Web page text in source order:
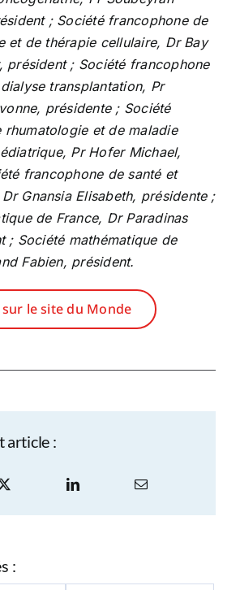
:
; Société francophone de
et de thérapie cellulaire, Dr Bay
président ; Société francophone
transplantation, Pr
présidente ; Société
rhumatologie et de maladie
Pr Hofer Michael,
francophone de santé et
Gnansia Elisabeth, présidente ;
de France, Dr Paradinas
; Société mathématique de
Fabien, président.
sur le site du Monde
article :